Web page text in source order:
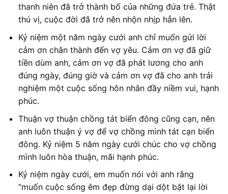
thanh niên đã trở thành bố của những đứa trẻ. Thật
thú vị, cuộc đời đã trở nên nhộn nhịp hẳn lên.
Kỷ niệm một năm ngày cưới anh chỉ muốn gửi lời
cảm ơn chân thành đến vợ yêu. Cảm ơn vợ đã giữ
tiền dùm anh, cảm ơn vợ đã phát lương cho anh
đúng ngày, đúng giờ và cảm ơn vợ đã cho anh trải
nghiệm một cuộc sống hôn nhân đầy niềm vui, hạnh
phúc.
Thuận vợ thuận chồng tát biển đông cũng cạn, nên
anh luôn thuận ý vợ để vợ chồng mình tát cạn biển
đông. Kỷ niệm 5 năm ngày cưới chúc cho vợ chồng
mình luôn hòa thuận, mãi hạnh phúc.
Kỷ niệm ngày cưới, em muốn nói với anh rằng
“muốn cuộc sống êm đẹp đừng dại dột bật lại lời